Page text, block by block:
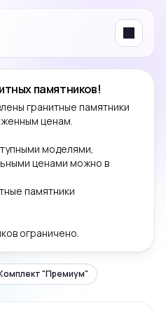
Menu
памятников!
гранитные памятники
ценам.
моделями,
ценами можно в
памятники
ограничено.
"Премиум"